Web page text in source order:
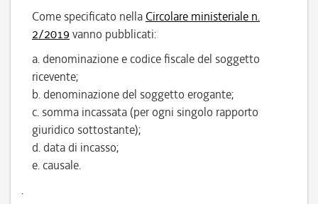
Come specificato nella Circolare ministeriale n.
2/2019 vanno pubblicati:
a. denominazione e codice fiscale del soggetto
ricevente;
b. denominazione del soggetto erogante;
c. somma incassata (per ogni singolo rapporto
giuridico sottostante);
d. data di incasso;
e. causale.
.